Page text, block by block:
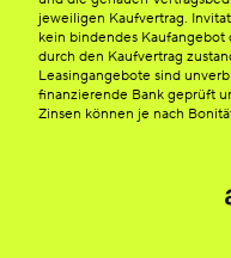
jeweiligen Kaufvertrag.
kein bindendes Kaufangebot
durch den Kaufvertrag
Leasingangebote sind
finanzierende Bank geprüft
Zinsen können je nach